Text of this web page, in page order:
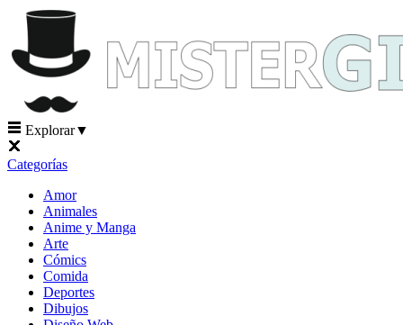
Explorar▼
Categorías
Amor
Animales
Anime y Manga
Arte
Cómics
Comida
Deportes
Dibujos